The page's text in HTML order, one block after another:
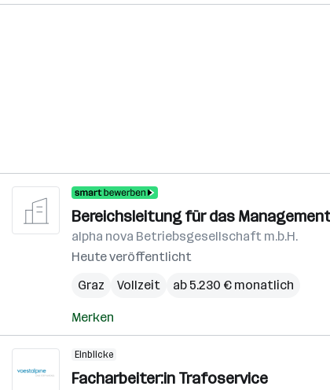
Bereichsleitung für das
alpha nova Betriebsgesellschaft m.b.H.
Heute veröffentlicht
Graz
Vollzeit ab 5.230 € monatlich
Merken
Einblicke
Facharbeiter:in Trafoservice